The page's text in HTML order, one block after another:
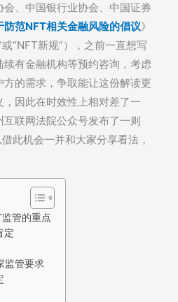
、中国银行业协会、中国证券
防范NFT相关金融风险的倡议》
或“NFT新规”），之前一直想写
有金融机构等预约咨询，考虑
的需求，争取能让这份解读更
因此在时效性上相对差了一
联网法院公众号发布了一则
此机会一并和大家分享看法，
管的重点
定
监管要求